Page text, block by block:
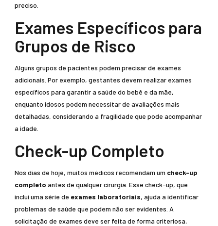
preciso.
Exames Específicos para
Grupos de Risco
Alguns grupos de pacientes podem precisar de exames
adicionais. Por exemplo, gestantes devem realizar exames
específicos para garantir a saúde do bebê e da mãe,
enquanto idosos podem necessitar de avaliações mais
detalhadas, considerando a fragilidade que pode acompanhar
a idade.
Check-up Completo
Nos dias de hoje, muitos médicos recomendam um check-up
completo antes de qualquer cirurgia. Esse check-up, que
inclui uma série de exames laboratoriais, ajuda a identificar
problemas de saúde que podem não ser evidentes. A
solicitação de exames deve ser feita de forma criteriosa,